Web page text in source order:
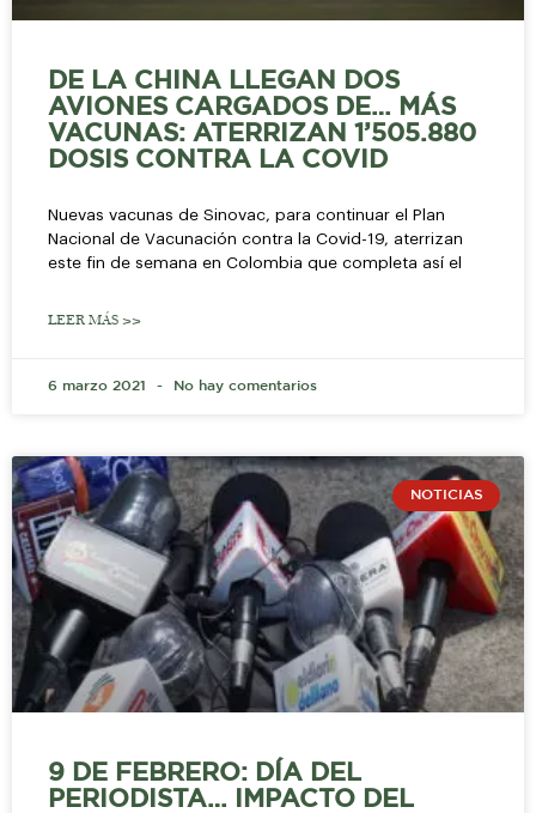
DE LA CHINA LLEGAN DOS
AVIONES CARGADOS DE… MÁS
VACUNAS: ATERRIZAN 1’505.880
DOSIS CONTRA LA COVID
Nuevas vacunas de Sinovac, para continuar el Plan
Nacional de Vacunación contra la Covid-19, aterrizan
este fin de semana en Colombia que completa así el
LEER MÁS >>
6 marzo 2021 No hay comentarios
NOTICIAS
9 DE FEBRERO: DÍA DEL
PERIODISTA… IMPACTO DEL